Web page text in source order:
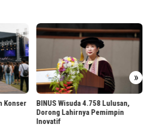
»
Konser
BINUS Wisuda 4.758 Lulusan,
Dorong Lahirnya Pemimpin
Inovatif